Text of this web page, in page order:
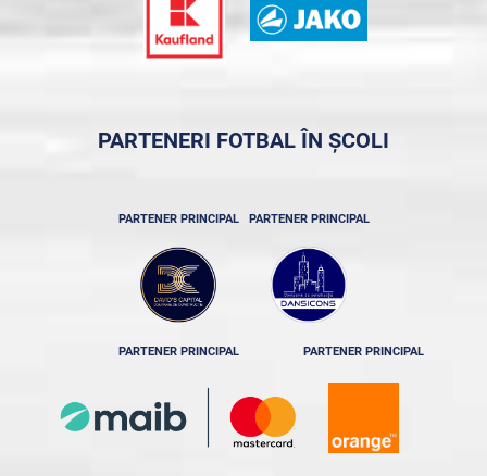
PARTENERI FOTBAL ÎN ȘCOLI
PARTENER PRINCIPAL PARTENER PRINCIPAL
PARTENER PRINCIPAL PARTENER PRINCIPAL